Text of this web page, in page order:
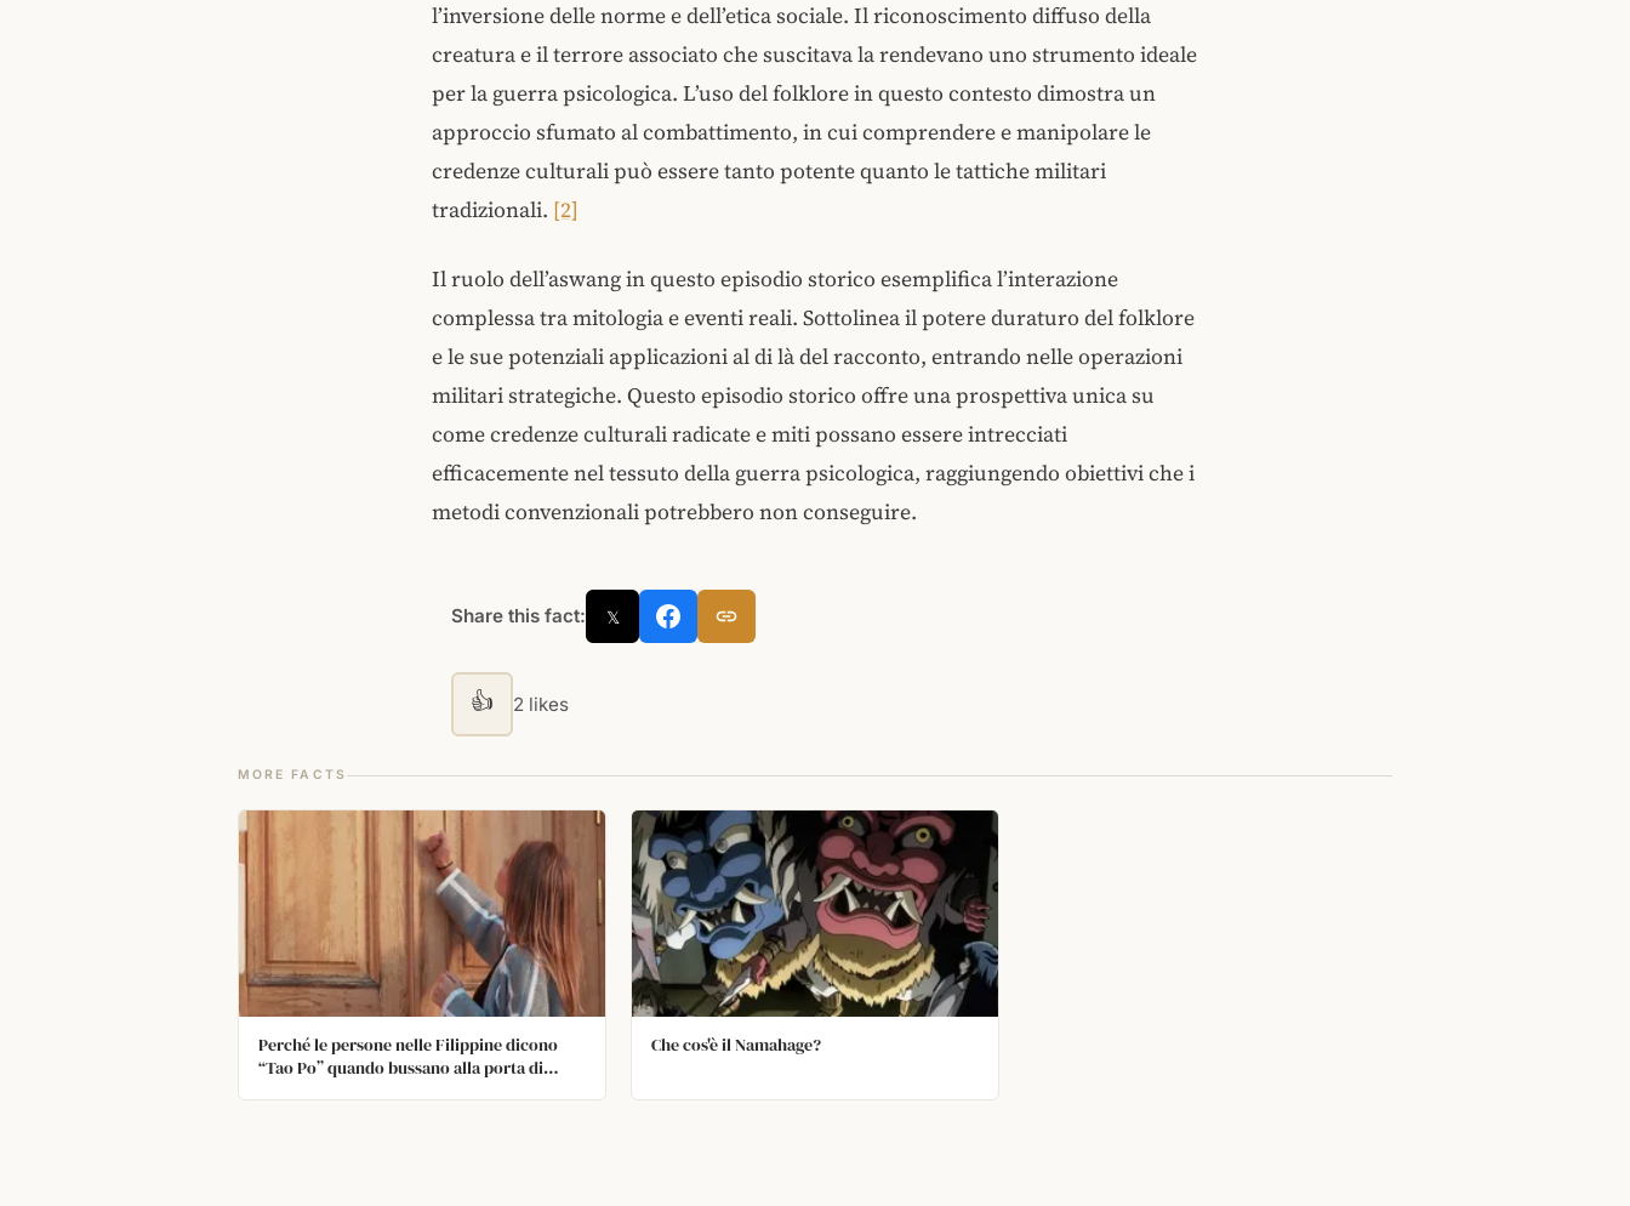
l’inversione delle norme e dell’etica sociale. Il riconoscimento diffuso della
creatura e il terrore associato che suscitava la rendevano uno strumento ideale
per la guerra psicologica. L’uso del folklore in questo contesto dimostra un
approccio sfumato al combattimento, in cui comprendere e manipolare le
credenze culturali può essere tanto potente quanto le tattiche militari
tradizionali. [2]
Il ruolo dell’aswang in questo episodio storico esemplifica l’interazione
complessa tra mitologia e eventi reali. Sottolinea il potere duraturo del folklore
e le sue potenziali applicazioni al di là del racconto, entrando nelle operazioni
militari strategiche. Questo episodio storico offre una prospettiva unica su
come credenze culturali radicate e miti possano essere intrecciati
efficacemente nel tessuto della guerra psicologica, raggiungendo obiettivi che i
metodi convenzionali potrebbero non conseguire.
Share this fact: 𝕏
👍 2 likes
MORE FACTS
Perché le persone nelle Filippine dicono
“Tao Po” quando bussano alla porta di
Che cos'è il Namahage?